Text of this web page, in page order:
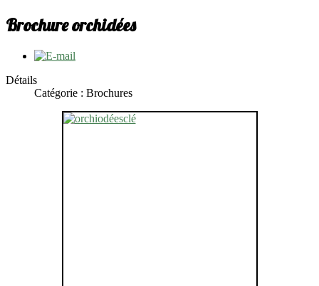
Brochure orchidées
Détails
Catégorie : Brochures